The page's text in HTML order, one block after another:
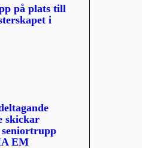
på plats till
i
skickar
EM